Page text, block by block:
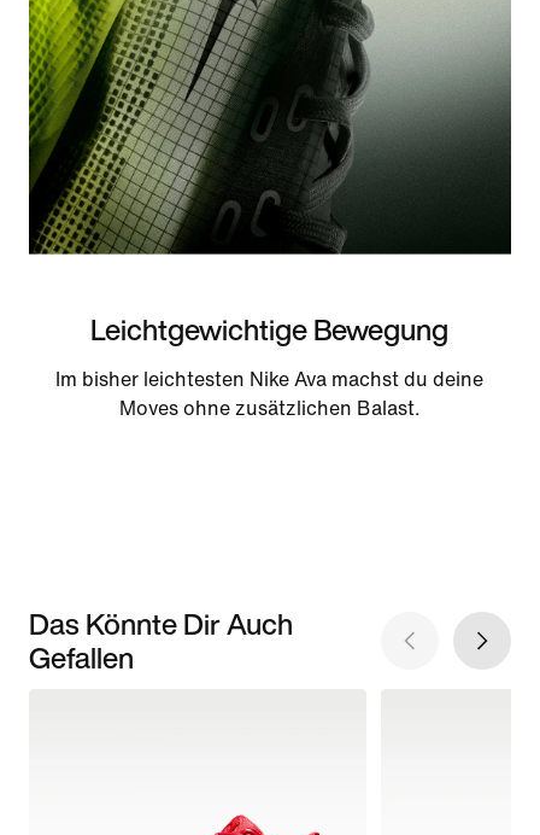
Leichtgewichtige Bewegung
Im bisher leichtesten Nike Ava machst du deine
Moves ohne zusätzlichen Balast.
Das Könnte Dir Auch
Gefallen